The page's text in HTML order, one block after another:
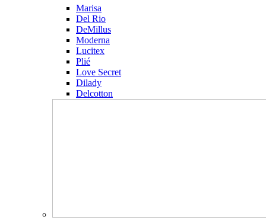
Marisa
Del Rio
DeMillus
Moderna
Lucitex
Plié
Love Secret
Dilady
Delcotton